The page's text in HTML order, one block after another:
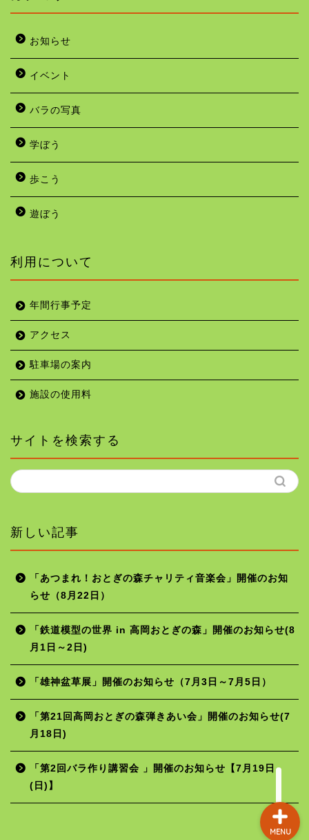
お知らせ
イベント
バラの写真
学ぼう
歩こう
遊ぼう
利用について
年間行事予定
アクセス
駐車場の案内
施設の使用料
サイトを検索する
新しい記事
「あつまれ！おとぎの森チャリティ音楽会」開催のお知
らせ（8月22日）
「鉄道模型の世界 in 高岡おとぎの森」開催のお知らせ(8
月1日～2日)
「雄神盆草展」開催のお知らせ（7月3日～7月5日）
「第21回高岡おとぎの森弾きあい会」開催のお知らせ(7
月18日)
「第2回バラ作り講習会 」開催のお知らせ【7月19日
(日)】
MENU
ホーム
年間行事予定
施設の使用料